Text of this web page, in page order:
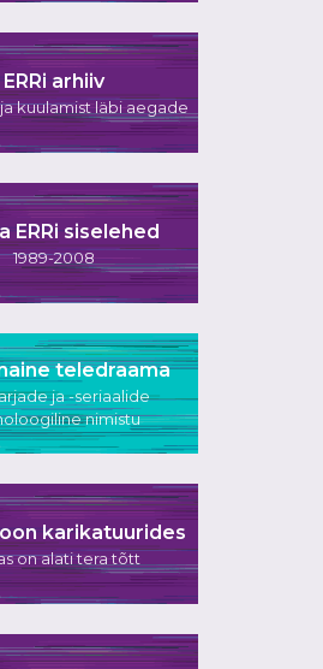
ERRi arhiiv
kuulamist läbi aegade
ERRi siselehed
1989-2008
teledraama
ja -seriaalide
nimistu
karikatuurides
on alati tera tõtt